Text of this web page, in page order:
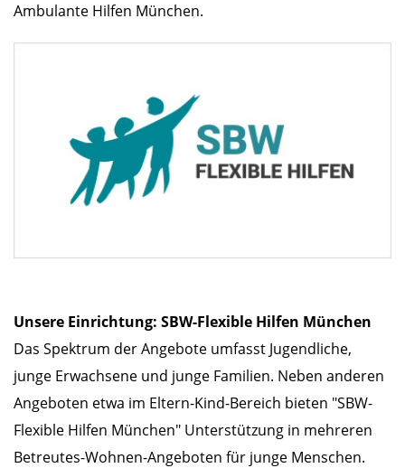
Ambulante Hilfen München.
Unsere Einrichtung: SBW-Flexible Hilfen München
Das Spektrum der Angebote umfasst Jugendliche,
junge Erwachsene und junge Familien. Neben anderen
Angeboten etwa im Eltern-Kind-Bereich bieten "SBW-
Flexible Hilfen München" Unterstützung in mehreren
Betreutes-Wohnen-Angeboten für junge Menschen.